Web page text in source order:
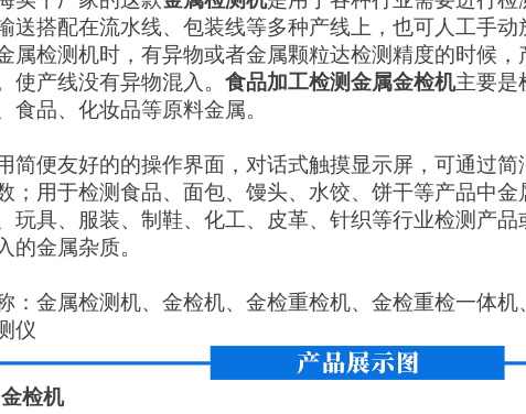
送搭配在流水线、包装线等多种产线上，也可人工手
属检测机时，有异物或者金属颗粒达检测精度的时候
使产线没有异物混入。 食品加工检测金属金检机主要是
食品、化妆品等原料金属。
简便友好的的操作界面，对话式触摸显示屏，可通过
；用于检测食品、面包、馒头、水饺、饼干等产品中
玩具、服装、制鞋、化工、皮革、针织等行业检测产
的金属杂质。
：金属检测机、金检机、金检重检机、金检重检一体
仪
检机